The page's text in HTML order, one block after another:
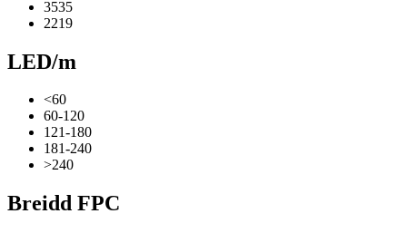
3535
2219
LED/m
<60
60-120
121-180
181-240
>240
Breidd FPC